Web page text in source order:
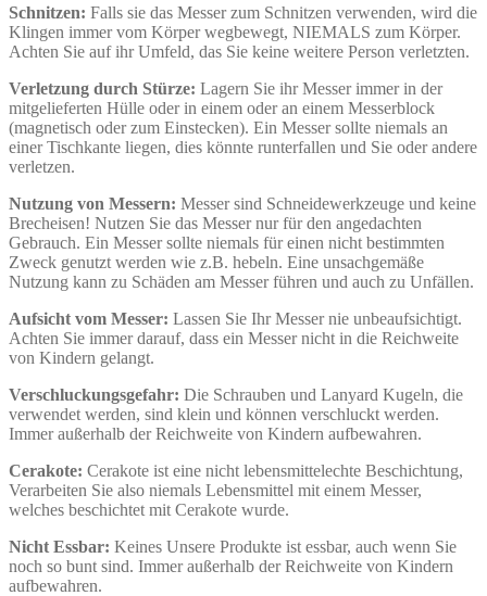
Schnitzen: Falls sie das Messer zum Schnitzen verwenden, wird die
Klingen immer vom Körper wegbewegt, NIEMALS zum Körper.
Achten Sie auf ihr Umfeld, das Sie keine weitere Person verletzten.
Verletzung durch Stürze: Lagern Sie ihr Messer immer in der
mitgelieferten Hülle oder in einem oder an einem Messerblock
(magnetisch oder zum Einstecken). Ein Messer sollte niemals an
einer Tischkante liegen, dies könnte runterfallen und Sie oder andere
verletzen.
Nutzung von Messern: Messer sind Schneidewerkzeuge und keine
Brecheisen! Nutzen Sie das Messer nur für den angedachten
Gebrauch. Ein Messer sollte niemals für einen nicht bestimmten
Zweck genutzt werden wie z.B. hebeln. Eine unsachgemäße
Nutzung kann zu Schäden am Messer führen und auch zu Unfällen.
Aufsicht vom Messer: Lassen Sie Ihr Messer nie unbeaufsichtigt.
Achten Sie immer darauf, dass ein Messer nicht in die Reichweite
von Kindern gelangt.
Verschluckungsgefahr: Die Schrauben und Lanyard Kugeln, die
verwendet werden, sind klein und können verschluckt werden.
Immer außerhalb der Reichweite von Kindern aufbewahren.
Cerakote: Cerakote ist eine nicht lebensmittelechte Beschichtung,
Verarbeiten Sie also niemals Lebensmittel mit einem Messer,
welches beschichtet mit Cerakote wurde.
Nicht Essbar: Keines Unsere Produkte ist essbar, auch wenn Sie
noch so bunt sind. Immer außerhalb der Reichweite von Kindern
aufbewahren.